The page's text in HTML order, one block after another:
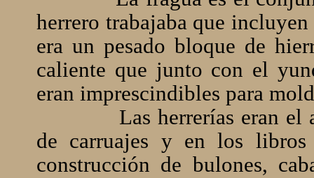
herrero trabajaba que
era un pesado bloque de
caliente que junto con el
eran imprescindibles para
Las herrerías eran el
de carruajes y en los libros
construcción de bulones,